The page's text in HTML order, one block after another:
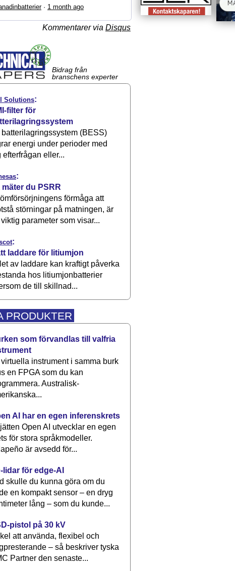
· 1 month ago
Kommentarer via Disqus
Bidrag från
branschens experter
Solutions:
filter för
batterilagringssystem (BESS)
energi under perioder med
efterfrågan eller...
:
mäter du PSRR
förmåga att
störningar på matningen, är
parameter som visar...
:
laddare för litiumjon
av laddare kan kraftigt påverka
hos litiumjonbatterier
de till skillnad...
PRODUKTER
som förvandlas till valfria
virtuella instrument i samma burk
en FPGA som du kan
Australisk-
AI har en egen inferenskrets
Open AI utvecklar en egen
för stora språkmodeller.
är avsedd för...
lidar för edge-AI
skulle du kunna göra om du
en kompakt sensor – en dryg
lång – som du kunde...
pistol på 30 kV
att använda, flexibel och
– så beskriver tyska
Partner den senaste...